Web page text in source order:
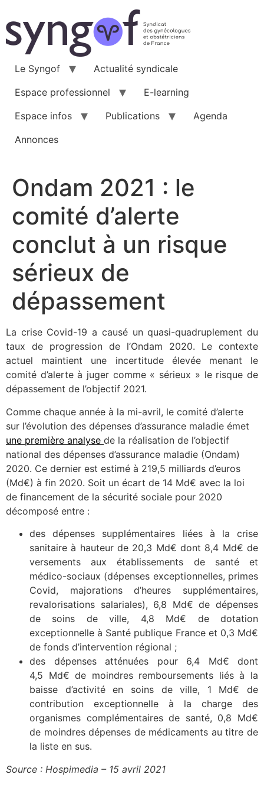
au
contenu
Le Syngof
Actualité syndicale
Espace professionnel
E-learning
Espace infos
Publications
Agenda
Annonces
Ondam 2021 : le
comité d’alerte
conclut à un risque
sérieux de
dépassement
La crise Covid-19 a causé un quasi-quadruplement du
taux de progression de l’Ondam 2020. Le contexte
actuel maintient une incertitude élevée menant le
comité d’alerte à juger comme « sérieux » le risque de
dépassement de l’objectif 2021.
Comme chaque année à la mi-avril, le comité d’alerte
sur l’évolution des dépenses d’assurance maladie émet
une première analyse de la réalisation de l’objectif
national des dépenses d’assurance maladie (Ondam)
2020. Ce dernier est estimé à 219,5 milliards d’euros
(Md€) à fin 2020. Soit un écart de 14 Md€ avec la loi
de financement de la sécurité sociale pour 2020
décomposé entre :
des dépenses supplémentaires liées à la crise
sanitaire à hauteur de 20,3 Md€ dont 8,4 Md€ de
versements aux établissements de santé et
médico-sociaux (dépenses exceptionnelles, primes
Covid, majorations d’heures supplémentaires,
revalorisations salariales), 6,8 Md€ de dépenses
de soins de ville, 4,8 Md€ de dotation
exceptionnelle à Santé publique France et 0,3 Md€
de fonds d’intervention régional ;
des dépenses atténuées pour 6,4 Md€ dont
4,5 Md€ de moindres remboursements liés à la
baisse d’activité en soins de ville, 1 Md€ de
contribution exceptionnelle à la charge des
organismes complémentaires de santé, 0,8 Md€
de moindres dépenses de médicaments au titre de
la liste en sus.
Source : Hospimedia – 15 avril 2021